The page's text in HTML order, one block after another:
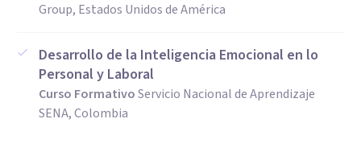
Group, Estados Unidos de América
Desarrollo de la Inteligencia Emocional en lo
Personal y Laboral
Curso FormativoServicio Nacional de Aprendizaje
SENA, Colombia